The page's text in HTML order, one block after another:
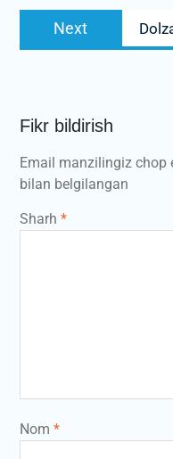
Next
Next
post:
Fikr bildirish
Email manzilingiz chop
bilan belgilangan
Sharh *
Nom *